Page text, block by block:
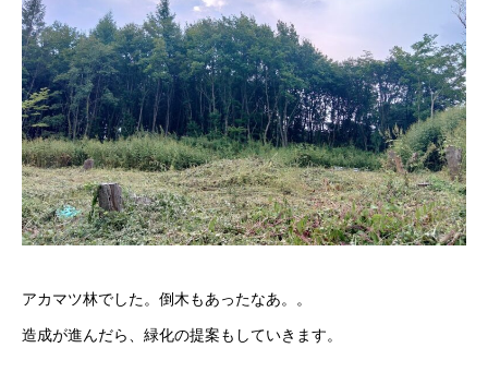
アカマツ林でした。倒木もあったなあ。。
造成が進んだら、緑化の提案もしていきます。